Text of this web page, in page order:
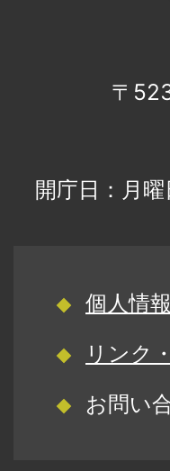
〒
開庁日：月
個人情
リンク
お問い